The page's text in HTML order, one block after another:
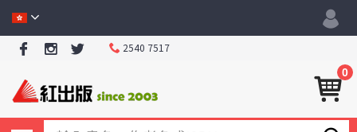
2540 7517
0